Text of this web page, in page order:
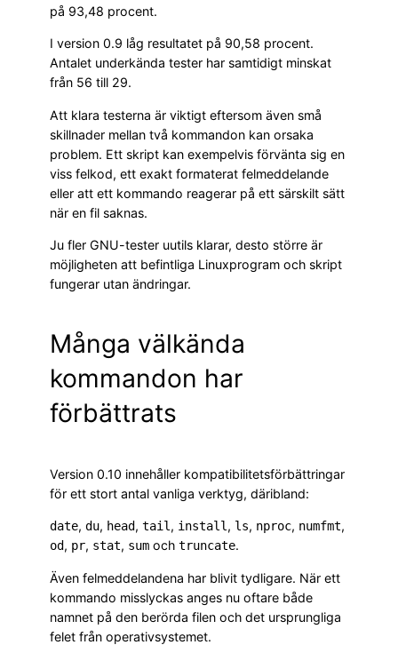
på 93,48 procent.
I version 0.9 låg resultatet på 90,58 procent.
Antalet underkända tester har samtidigt minskat
från 56 till 29.
Att klara testerna är viktigt eftersom även små
skillnader mellan två kommandon kan orsaka
problem. Ett skript kan exempelvis förvänta sig en
viss felkod, ett exakt formaterat felmeddelande
eller att ett kommando reagerar på ett särskilt sätt
när en fil saknas.
Ju fler GNU-tester uutils klarar, desto större är
möjligheten att befintliga Linuxprogram och skript
fungerar utan ändringar.
Många välkända
kommandon har
förbättrats
Version 0.10 innehåller kompatibilitetsförbättringar
för ett stort antal vanliga verktyg, däribland:
date, du, head, tail, install, ls, nproc, numfmt,
od, pr, stat, sum och truncate.
Även felmeddelandena har blivit tydligare. När ett
kommando misslyckas anges nu oftare både
namnet på den berörda filen och det ursprungliga
felet från operativsystemet.